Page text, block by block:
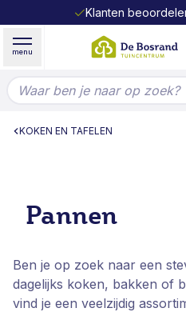
Klanten
Ga naar de inhoud
menu
Doorzoek de hele winkel
KOKEN EN TAFELEN
Pannen
Ben je op zoek naar een
dagelijks koken, bakken of
vind je een veelzijdig